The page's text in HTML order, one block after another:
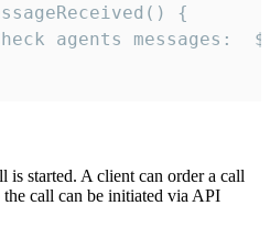
{
is started. A client can order a call
call can be initiated via API